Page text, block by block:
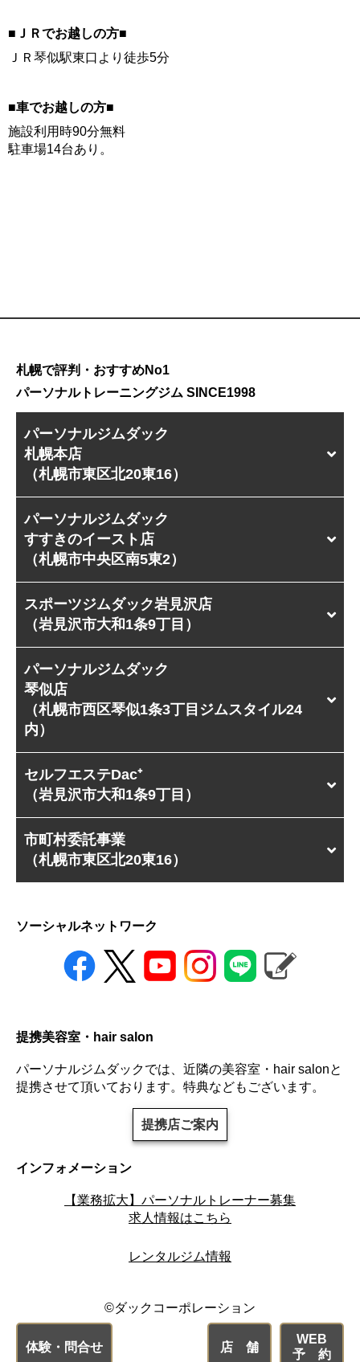
体験・問合せ 店 舗
WEB
予 約
■ＪＲでお越しの方■
ＪＲ琴似駅東口より徒歩5分
■車でお越しの方■
施設利用時90分無料
駐車場14台あり。
札幌で評判・おすすめNo1
パーソナルトレーニングジム SINCE1998
パーソナルジムダック
札幌本店
（札幌市東区北20東16）
パーソナルジムダック
すすきのイースト店
（札幌市中央区南5東2）
スポーツジムダック岩見沢店
（岩見沢市大和1条9丁目）
パーソナルジムダック
琴似店
（札幌市西区琴似1条3丁目ジムスタイル24
内）
セルフエステDac⁺
（岩見沢市大和1条9丁目）
市町村委託事業
（札幌市東区北20東16）
ソーシャルネットワーク
提携美容室・hair salon
パーソナルジムダックでは、近隣の美容室・hair salonと
提携させて頂いております。特典などもございます。
提携店ご案内
インフォメーション
【業務拡大】パーソナルトレーナー募集
求人情報はこちら
レンタルジム情報
©ダックコーポレーション